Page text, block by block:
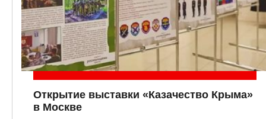
Открытие выставки «Казачество Крыма»
в Москве